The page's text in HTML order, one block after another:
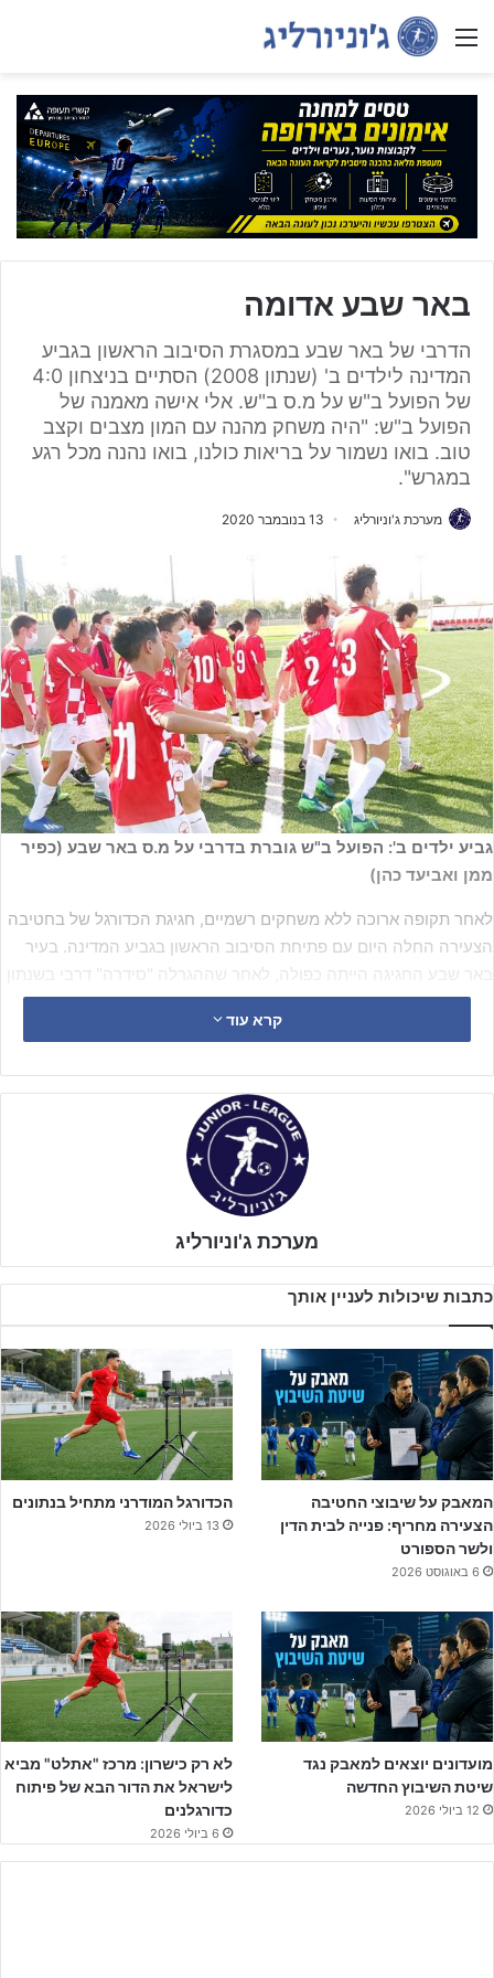
Menu
באר שבע אדומה
הדרבי של באר שבע במסגרת הסיבוב הראשון בגביע
המדינה לילדים ב' (שנתון 2008) הסתיים בניצחון 4:0
של הפועל ב"ש על מ.ס ב"ש. אלי אישה מאמנה של
הפועל ב"ש: "היה משחק מהנה עם המון מצבים וקצב
טוב. בואו נשמור על בריאות כולנו, בואו נהנה מכל רגע
במגרש".
מערכת ג'וניורליג 13 בנובמבר 2020
גביע ילדים ב': הפועל ב"ש גוברת בדרבי על מ.ס באר שבע (כפיר
ממן ואביעד כהן)
לאחר תקופה ארוכה ללא משחקים רשמיים, חגיגת הכדורגל של בחטיבה
הצעירה החלה היום עם פתיחת הסיבוב הראשון בגביע המדינה. בעיר
באר שבע החגיגה הייתה כפולה, לאחר שההגרלה "סידרה" דרבי בשנתון
ילדים ב' בוא אירחה הפועל באר שבע את יריבתה העירונית מ.ס באר
המחצית הראשונה הסתיימה ביתרון 0:2 לזכות המארחים, כאשר בנוסף,
האדומים מחמיצים כדור מ-11 מטרים. במחצית השנייה שחקניו של אלי
קרא עוד
מערכת ג'וניורליג
כתבות שיכולות לעניין אותך
המאבק על שיבוצי החטיבה
הצעירה מחריף: פנייה לבית הדין
ולשר הספורט
6 באוגוסט 2026
הכדורגל המודרני מתחיל בנתונים
13 ביולי 2026
מועדונים יוצאים למאבק נגד
שיטת השיבוץ החדשה
12 ביולי 2026
לא רק כישרון: מרכז "אתלט" מביא
לישראל את הדור הבא של פיתוח
כדורגלנים
6 ביולי 2026